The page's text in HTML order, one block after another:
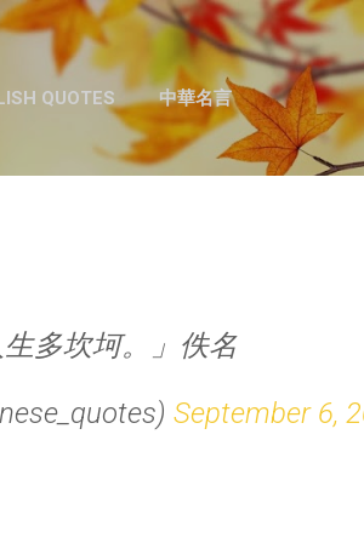
跳至主要內容
QUOTES 中華名言
生多坎坷。」佚名
September 6,